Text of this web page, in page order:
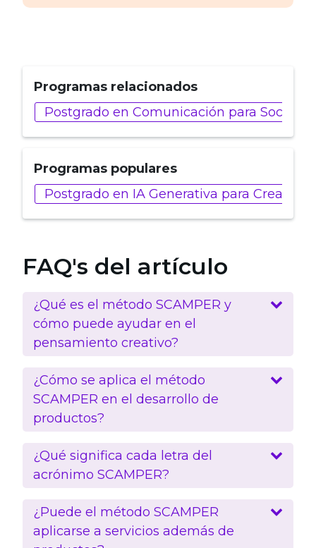
Programas relacionados
Postgrado en Comunicación para Social
Programas populares
Postgrado en IA Generativa para
FAQ's del artículo
¿Qué es el método SCAMPER y
cómo puede ayudar en el
pensamiento creativo?
¿Cómo se aplica el método
SCAMPER en el desarrollo de
productos?
¿Qué significa cada letra del
acrónimo SCAMPER?
¿Puede el método SCAMPER
aplicarse a servicios además de